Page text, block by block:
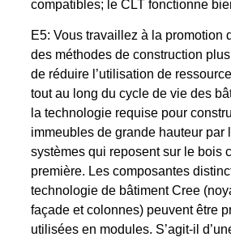
compatibles; le CLT fonctionne
E5: Vous travaillez à la promotion
des méthodes de construction
de réduire l’utilisation de
tout au long du cycle de vie des
la technologie requise pour
immeubles de grande hauteur par
systèmes qui reposent sur le bois
première. Les composantes
technologie de bâtiment Cree
façade et colonnes) peuvent être
utilisées en modules. S’agit-il